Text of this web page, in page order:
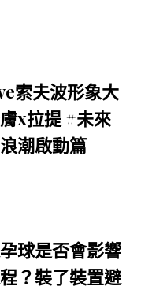
索夫波形象大
x拉提 #未來
潮啟動篇
球是否會影響
？裝了裝置避